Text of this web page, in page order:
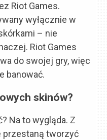
Riot Games.
wyłącznie w
– nie
Riot Games
do swojej gry, więc
banować.
skinów?
Na to wygląda. Z
przestaną tworzyć